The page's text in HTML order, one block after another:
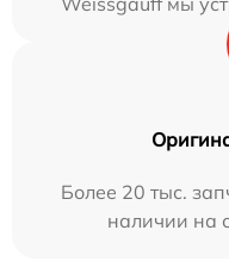
Более 20 тыс.
наличии на